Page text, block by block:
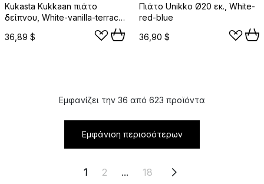
Kukasta Kukkaan πιάτο
δείπνου, White-vanilla-terrac-
36,89 $
Πιάτο Unikko Ø20 εκ., White-
red-blue
36,90 $
Εμφανίζει την 36 από 623 προϊόντα
Εμφάνιση περισσότερων
1 2 ... 18